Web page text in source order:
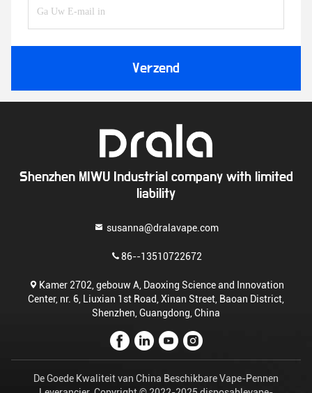
Verzend
Shenzhen MIWU Industrial company with limited
liability
susanna@dralavape.com
86--13510722672
Kamer 2702, gebouw A, Daoxing Science and Innovation
Center, nr. 6, Liuxian 1st Road, Xinan Street, Baoan District,
Shenzhen, Guangdong, China
De Goede Kwaliteit van China Beschikbare Vape-Pennen